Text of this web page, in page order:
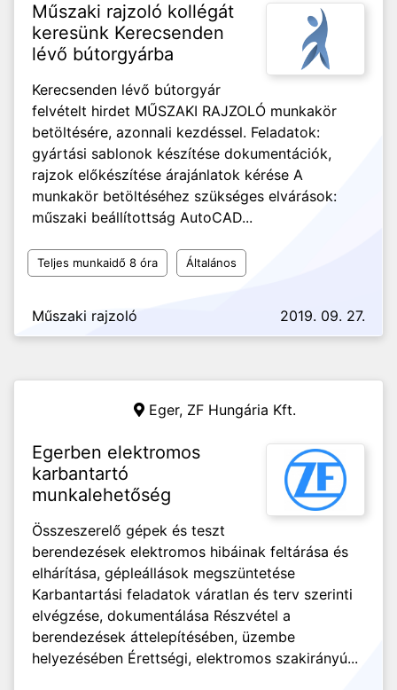
Műszaki rajzoló kollégát
keresünk Kerecsenden
lévő bútorgyárba
Kerecsenden lévő bútorgyár
felvételt hirdet MŰSZAKI RAJZOLÓ munkakör
betöltésére, azonnali kezdéssel. Feladatok:
gyártási sablonok készítése dokumentációk,
rajzok előkészítése árajánlatok kérése A
munkakör betöltéséhez szükséges elvárások:
műszaki beállítottság AutoCAD...
Teljes munkaidő 8 óra Általános
Műszaki rajzoló 2019. 09. 27.
Eger, ZF Hungária Kft.
Egerben elektromos
karbantartó
munkalehetőség
Összeszerelő gépek és teszt
berendezések elektromos hibáinak feltárása és
elhárítása, gépleállások megszüntetése
Karbantartási feladatok váratlan és terv szerinti
elvégzése, dokumentálása Részvétel a
berendezések áttelepítésében, üzembe
helyezésében Érettségi, elektromos szakirányú...